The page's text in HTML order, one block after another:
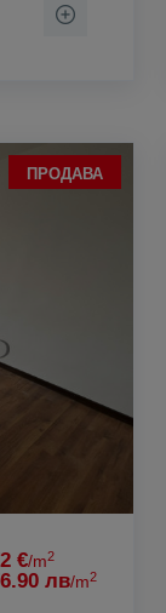
ПРОДАВА
€/m2
лв/m2